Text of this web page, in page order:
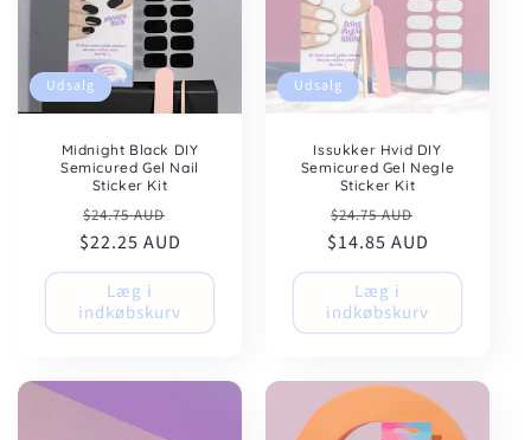
Udsalg
Midnight Black DIY
Semicured Gel Nail
Sticker Kit
Normalpris
$24.75 AUD
$22.25 AUD
Læg i
indkøbskurv
Udsalg
Issukker Hvid DIY
Semicured Gel Negle
Sticker Kit
Normalpris
$24.75 AUD
$14.85 AUD
Læg i
indkøbskurv